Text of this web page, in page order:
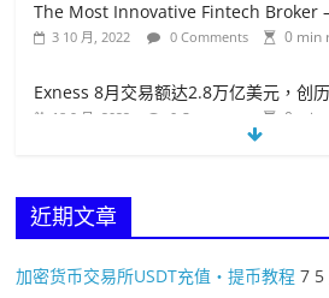
Exness 8月交易额达2.8万亿美元，创历
18 9 月, 2022 0 Comments 0 min
盈透证券选择 Wise作为支付合作伙伴
19 4 月, 2023 0 Comments 0 min
19 4 月, 2023
近期文章
加密货币交易所USDT充值・提币教程 7 5